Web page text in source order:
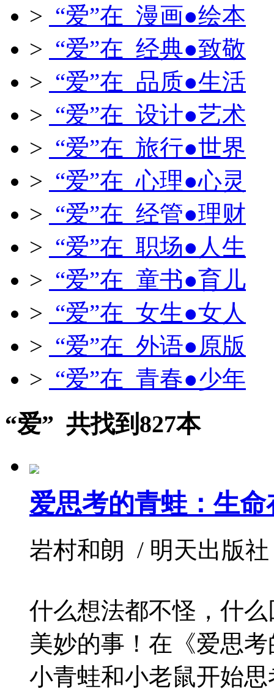
> “爱”在 漫画●绘本
> “爱”在 经典●致敬
> “爱”在 品质●生活
> “爱”在 设计●艺术
> “爱”在 旅行●世界
> “爱”在 心理●心灵
> “爱”在 经管●理财
> “爱”在 职场●人生
> “爱”在 童书●育儿
> “爱”在 女生●女人
> “爱”在 外语●原版
> “爱”在 青春●少年
“爱” 共找到827本
爱思考的青蛙：生命
岩村和朗 / 明天出版
什么想法都不怪，什
美妙的事！在《爱思
小青蛙和小老鼠开始